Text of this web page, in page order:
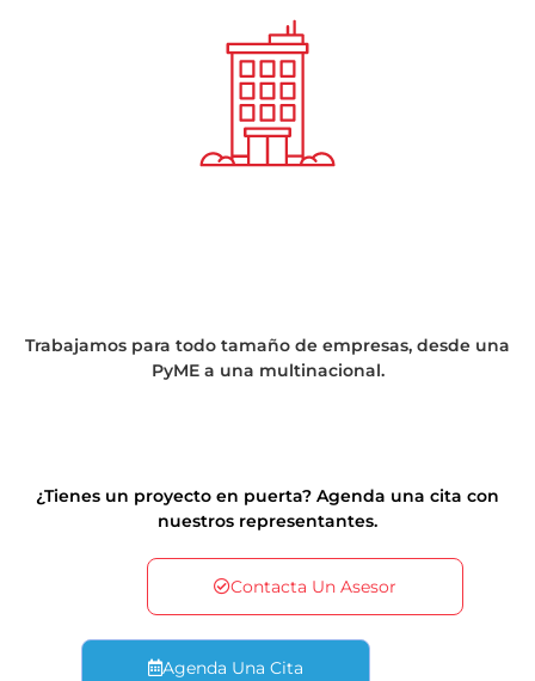
Trabajamos para todo tamaño de empresas, desde una
PyME a una multinacional.
¿Tienes un proyecto en puerta? Agenda una cita con
nuestros representantes.
Contacta Un Asesor
Agenda Una Cita